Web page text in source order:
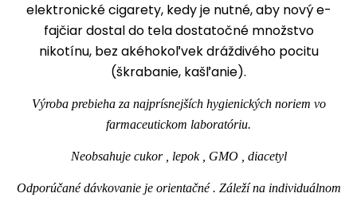
elektronické cigarety, kedy je nutné, aby nový e-
fajčiar dostal do tela dostatočné množstvo
nikotínu, bez akéhokoľvek dráždivého pocitu
(škrabanie, kašľanie).
Výroba prebieha za najprísnejších hygienických noriem vo
farmaceutickom laboratóriu.
Neobsahuje cukor , lepok , GMO , diacetyl
Odporúčané dávkovanie je orientačné . Záleží na individuálnom